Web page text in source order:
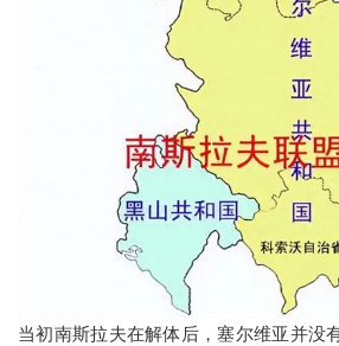
当初南斯拉夫在解体后，塞尔维亚并没